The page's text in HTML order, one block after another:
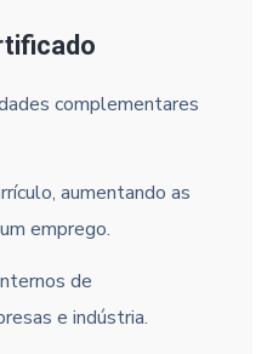
complementares
aumentando as
emprego.
de
e indústria.